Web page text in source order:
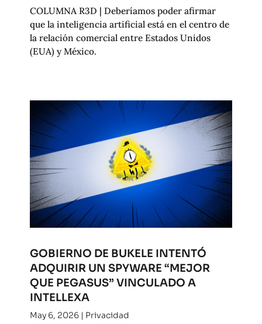
COLUMNA R3D | Deberíamos poder afirmar
que la inteligencia artificial está en el centro de
la relación comercial entre Estados Unidos
(EUA) y México.
GOBIERNO DE BUKELE INTENTÓ
ADQUIRIR UN SPYWARE “MEJOR
QUE PEGASUS” VINCULADO A
INTELLEXA
May 6, 2026| Privacidad